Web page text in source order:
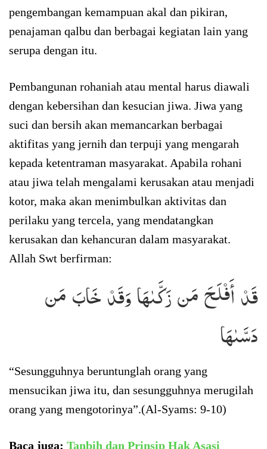
pengembangan kemampuan akal dan pikiran,
penajaman qalbu dan berbagai kegiatan lain yang
serupa dengan itu.
Pembangunan rohaniah atau mental harus diawali
dengan kebersihan dan kesucian jiwa. Jiwa yang
suci dan bersih akan memancarkan berbagai
aktifitas yang jernih dan terpuji yang mengarah
kepada ketentraman masyarakat. Apabila rohani
atau jiwa telah mengalami kerusakan atau menjadi
kotor, maka akan menimbulkan aktivitas dan
perilaku yang tercela, yang mendatangkan
kerusakan dan kehancuran dalam masyarakat.
Allah Swt berfirman:
قَدۡ أَفۡلَحَ مَن زَكَّىٰهَا وَقَدۡ خَابَ مَن
دَسَّىٰهَا
“Sesungguhnya beruntunglah orang yang
mensucikan jiwa itu, dan sesungguhnya merugilah
orang yang mengotorinya”.(Al-Syams: 9-10)
Baca juga: Tanbih dan Prinsip Hak Asasi